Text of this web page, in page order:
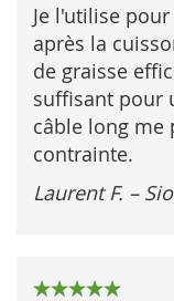
Je l'utilise
après la
de graisse
suffisant pour
câble long me
contrainte.
Laurent F. –